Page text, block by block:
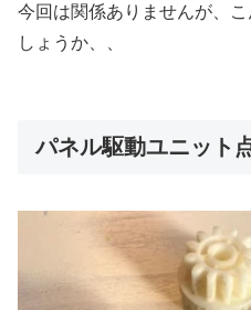
今回は関係ありませんが、
しょうか、、
パネル駆動ユニット